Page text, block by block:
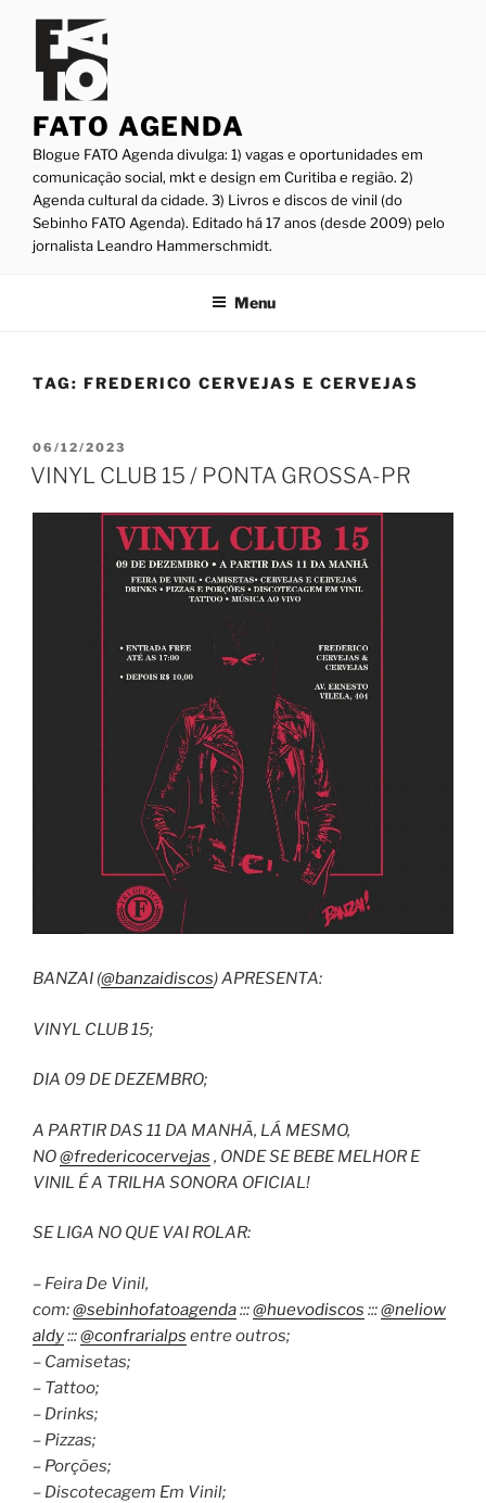
conteúdo
FATO AGENDA
Blogue FATO Agenda divulga: 1) vagas e oportunidades em
comunicação social, mkt e design em Curitiba e região. 2)
Agenda cultural da cidade. 3) Livros e discos de vinil (do
Sebinho FATO Agenda). Editado há 17 anos (desde 2009) pelo
jornalista Leandro Hammerschmidt.
Menu
TAG: FREDERICO CERVEJAS E CERVEJAS
PUBLICADO
EM
06/12/2023
VINYL CLUB 15 / PONTA GROSSA-PR
BANZAI (@banzaidiscos) APRESENTA:
VINYL CLUB 15;
DIA 09 DE DEZEMBRO;
A PARTIR DAS 11 DA MANHÃ, LÁ MESMO,
NO@fredericocervejas , ONDE SE BEBE MELHOR E
VINIL É A TRILHA SONORA OFICIAL!
SE LIGA NO QUE VAI ROLAR:
– Feira De Vinil,
com:@sebinhofatoagenda:::@huevodiscos :::@neliow
aldy:::@confrarialps entre outros;
– Camisetas;
– Tattoo;
– Drinks;
– Pizzas;
– Porções;
– Discotecagem Em Vinil;